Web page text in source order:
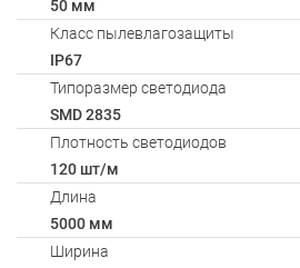
50 мм
Класс пылевлагозащиты
IP67
Типоразмер светодиода
SMD 2835
Плотность светодиодов
120 шт/м
Длина
5000 мм
Ширина